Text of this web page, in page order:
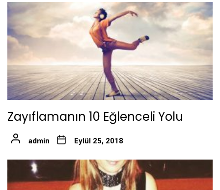
Zayıflamanın 10 Eğlenceli Yolu
admin Eylül 25, 2018